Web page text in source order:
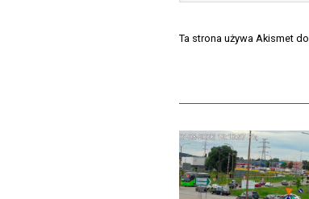
Ta strona używa Akismet